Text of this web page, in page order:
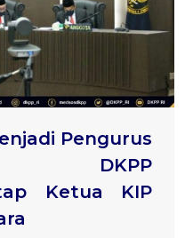
Pengurus
DKPP
Ketua KIP